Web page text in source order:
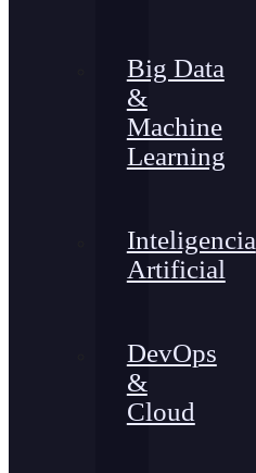
Big Data
&
Machine
Learning
Inteligencia
Artificial
DevOps
&
Cloud